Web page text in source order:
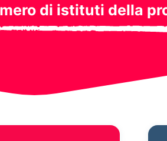
di istituti della